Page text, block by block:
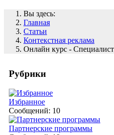
Вы здесь:
Главная
Статьи
Контекстная реклама
Онлайн курс -
Рубрики
Избранное
Сообщений: 10
Партнерские программы